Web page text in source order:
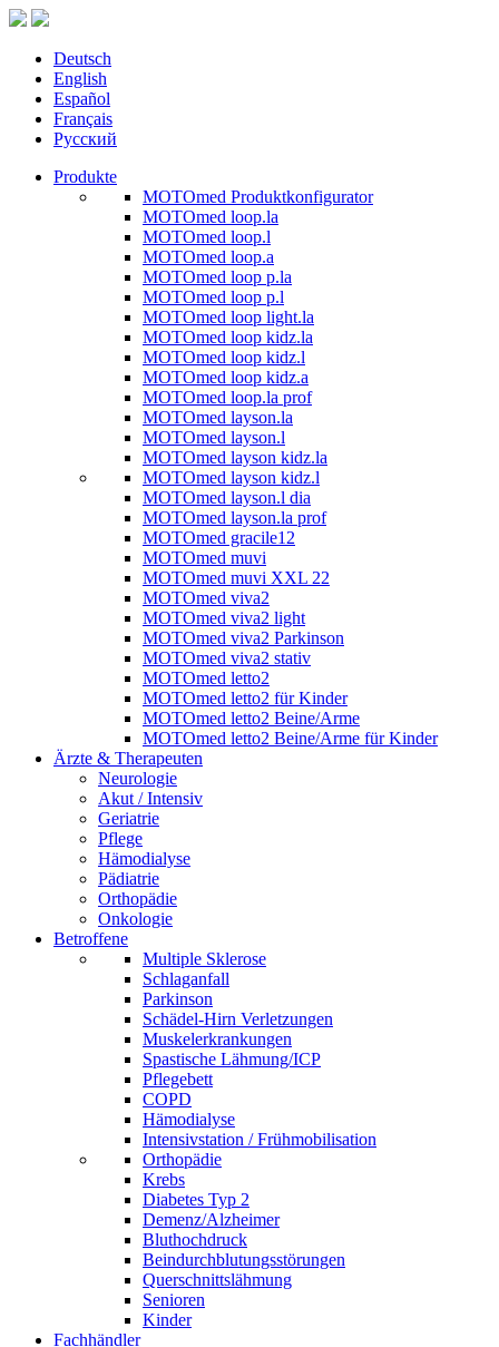
Deutsch
English
Español
Français
Русский
Produkte
MOTOmed Produktkonfigurator
MOTOmed loop.la
MOTOmed loop.l
MOTOmed loop.a
MOTOmed loop p.la
MOTOmed loop p.l
MOTOmed loop light.la
MOTOmed loop kidz.la
MOTOmed loop kidz.l
MOTOmed loop kidz.a
MOTOmed loop.la prof
MOTOmed layson.la
MOTOmed layson.l
MOTOmed layson kidz.la
MOTOmed layson kidz.l
MOTOmed layson.l dia
MOTOmed layson.la prof
MOTOmed gracile12
MOTOmed muvi
MOTOmed muvi XXL 22
MOTOmed viva2
MOTOmed viva2 light
MOTOmed viva2 Parkinson
MOTOmed viva2 stativ
MOTOmed letto2
MOTOmed letto2 für Kinder
MOTOmed letto2 Beine/Arme
MOTOmed letto2 Beine/Arme für Kinder
Ärzte & Therapeuten
Neurologie
Akut / Intensiv
Geriatrie
Pflege
Hämodialyse
Pädiatrie
Orthopädie
Onkologie
Betroffene
Multiple Sklerose
Schlaganfall
Parkinson
Schädel-Hirn Verletzungen
Muskelerkrankungen
Spastische Lähmung/ICP
Pflegebett
COPD
Hämodialyse
Intensivstation / Frühmobilisation
Orthopädie
Krebs
Diabetes Typ 2
Demenz/Alzheimer
Bluthochdruck
Beindurchblutungsstörungen
Querschnittslähmung
Senioren
Kinder
Fachhändler